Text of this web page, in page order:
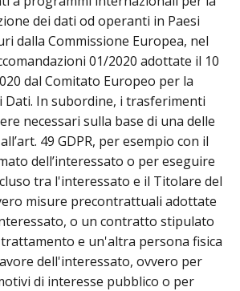
dei dati od operanti in Paesi
dalla Commissione Europea, nel
01/2020 adottate il 10
dal Comitato Europeo per la
Dati. In subordine, i trasferimenti
necessari sulla base di una delle
49 GDPR, per esempio con il
dell’interessato o per eseguire
tra l'interessato e il Titolare del
misure precontrattuali adottate
o un contratto stipulato
e un'altra persona fisica
dell'interessato, ovvero per
di interesse pubblico o per